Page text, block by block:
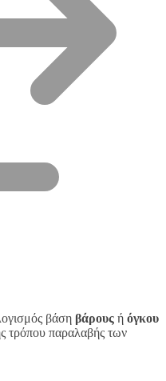
βάση βάρους ή όγκου
τρόπου παραλαβής των